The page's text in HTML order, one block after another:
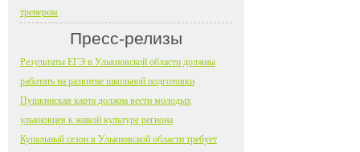
тренером
Пресс-релизы
Результаты ЕГЭ в Ульяновской области должны
работать на развитие школьной подготовки
Пушкинская карта должна вести молодых
ульяновцев к живой культуре региона
Купальный сезон в Ульяновской области требует